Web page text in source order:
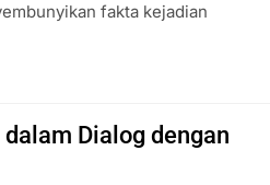
fakta kejadian
Dialog dengan